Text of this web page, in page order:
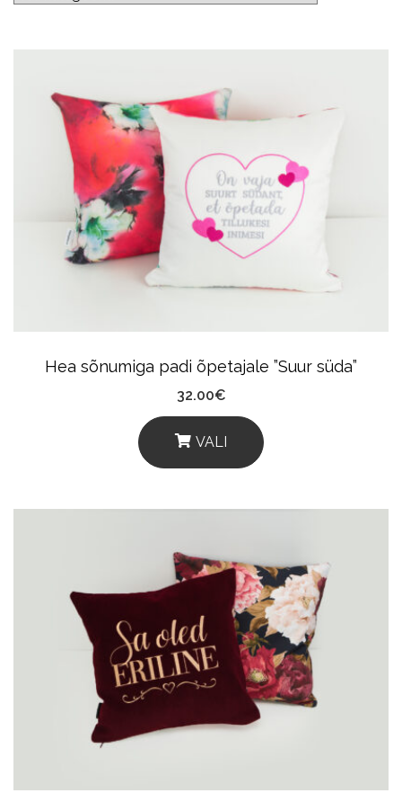
Hea sõnumiga padi õpetajale ”Suur süda”
32.00€
VALI
This
Multiple
Variants.
The
Options
May
Chosen